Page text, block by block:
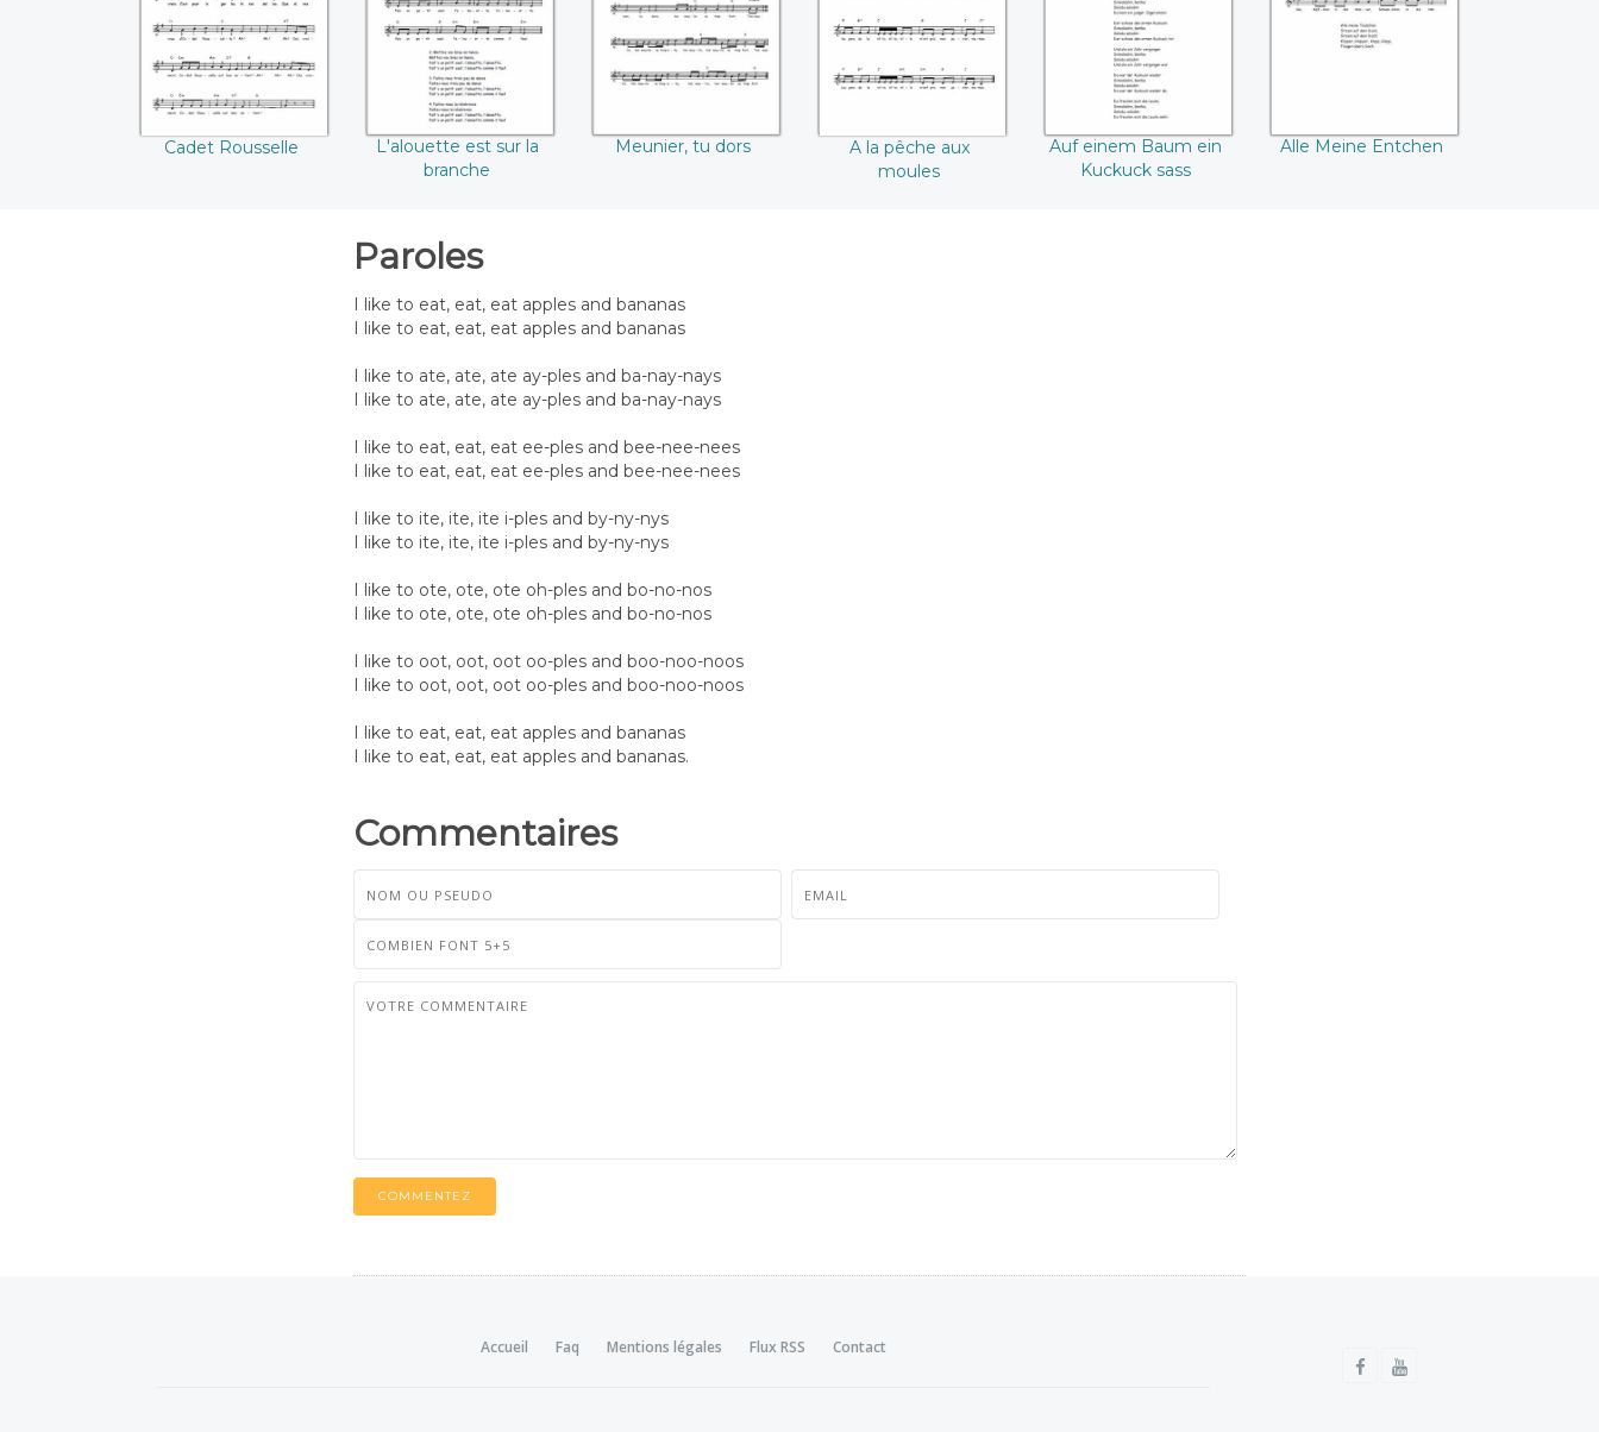
Cadet Rousselle
L'alouette est sur la
branche
Meunier, tu dors
A la pêche aux
moules
Auf einem Baum ein
Kuckuck sass
Alle Meine Entchen
Paroles
I like to eat, eat, eat apples and bananas
I like to eat, eat, eat apples and bananas
I like to ate, ate, ate ay-ples and ba-nay-nays
I like to ate, ate, ate ay-ples and ba-nay-nays
I like to eat, eat, eat ee-ples and bee-nee-nees
I like to eat, eat, eat ee-ples and bee-nee-nees
I like to ite, ite, ite i-ples and by-ny-nys
I like to ite, ite, ite i-ples and by-ny-nys
I like to ote, ote, ote oh-ples and bo-no-nos
I like to ote, ote, ote oh-ples and bo-no-nos
I like to oot, oot, oot oo-ples and boo-noo-noos
I like to oot, oot, oot oo-ples and boo-noo-noos
I like to eat, eat, eat apples and bananas
I like to eat, eat, eat apples and bananas.
Commentaires
COMMENTEZ
Accueil Faq Mentions légales Flux RSS Contact